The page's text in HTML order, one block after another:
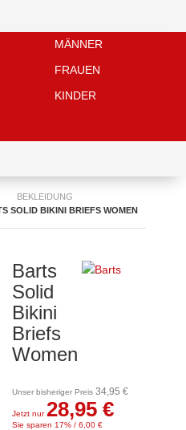
MÄNNER
FRAUEN
KINDER
BEKLEIDUNG
SOLID BIKINI BRIEFS WOMEN
Barts
Solid
Bikini
Briefs
Women
Unser bisheriger Preis 34,95 €
Jetzt nur 28,95 €
Sie sparen 17% / 6,00 €